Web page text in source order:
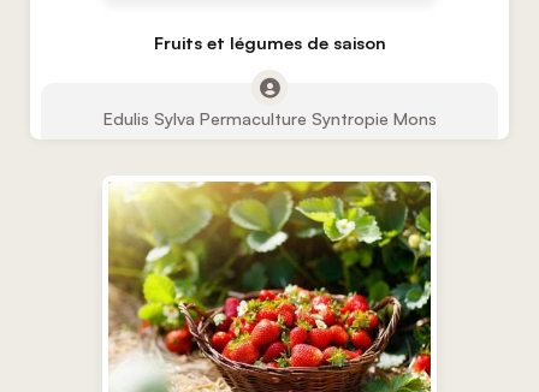
Fruits et légumes de saison
Edulis Sylva Permaculture Syntropie Mons